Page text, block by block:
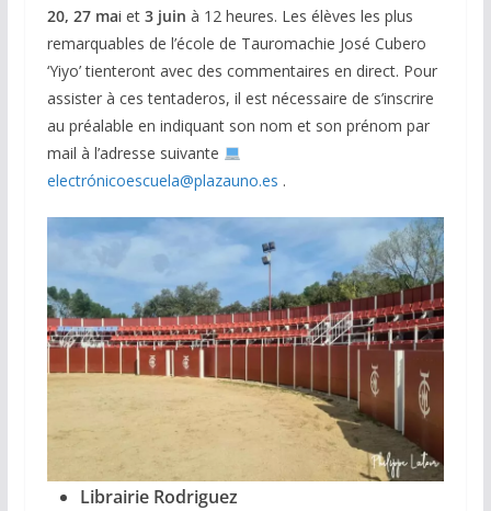
20, 27 mai et 3 juin à 12 heures. Les élèves les plus
remarquables de l’école de Tauromachie José Cubero
‘Yiyo’ tienteront avec des commentaires en direct. Pour
assister à ces tentaderos, il est nécessaire de s’inscrire
au préalable en indiquant son nom et son prénom par
mail à l’adresse suivante
electrónicoescuela@plazauno.es .
Librairie Rodriguez